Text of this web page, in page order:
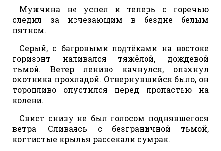
Мужчина не успел и теперь с горечью
следил за исчезающим в бездне белым
пятном.
Серый, с багровыми подтёками на востоке
горизонт наливался тяжёлой, дождевой
тьмой. Ветер лениво качнулся, опахнул
охотника прохладой. Отвернувшийся было, он
торопливо опустился перед пропастью на
колени.
Свист снизу не был голосом поднявшегося
ветра. Сливаясь с безграничной тьмой,
когтистые крылья рассекали сумрак.